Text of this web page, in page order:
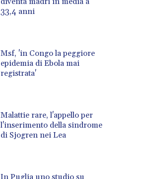
33,4 anni
Msf, 'in Congo la peggiore
epidemia di Ebola mai
registrata'
Malattie rare, l'appello per
l'inserimento della sindrome
di Sjogren nei Lea
In Puglia uno studio su